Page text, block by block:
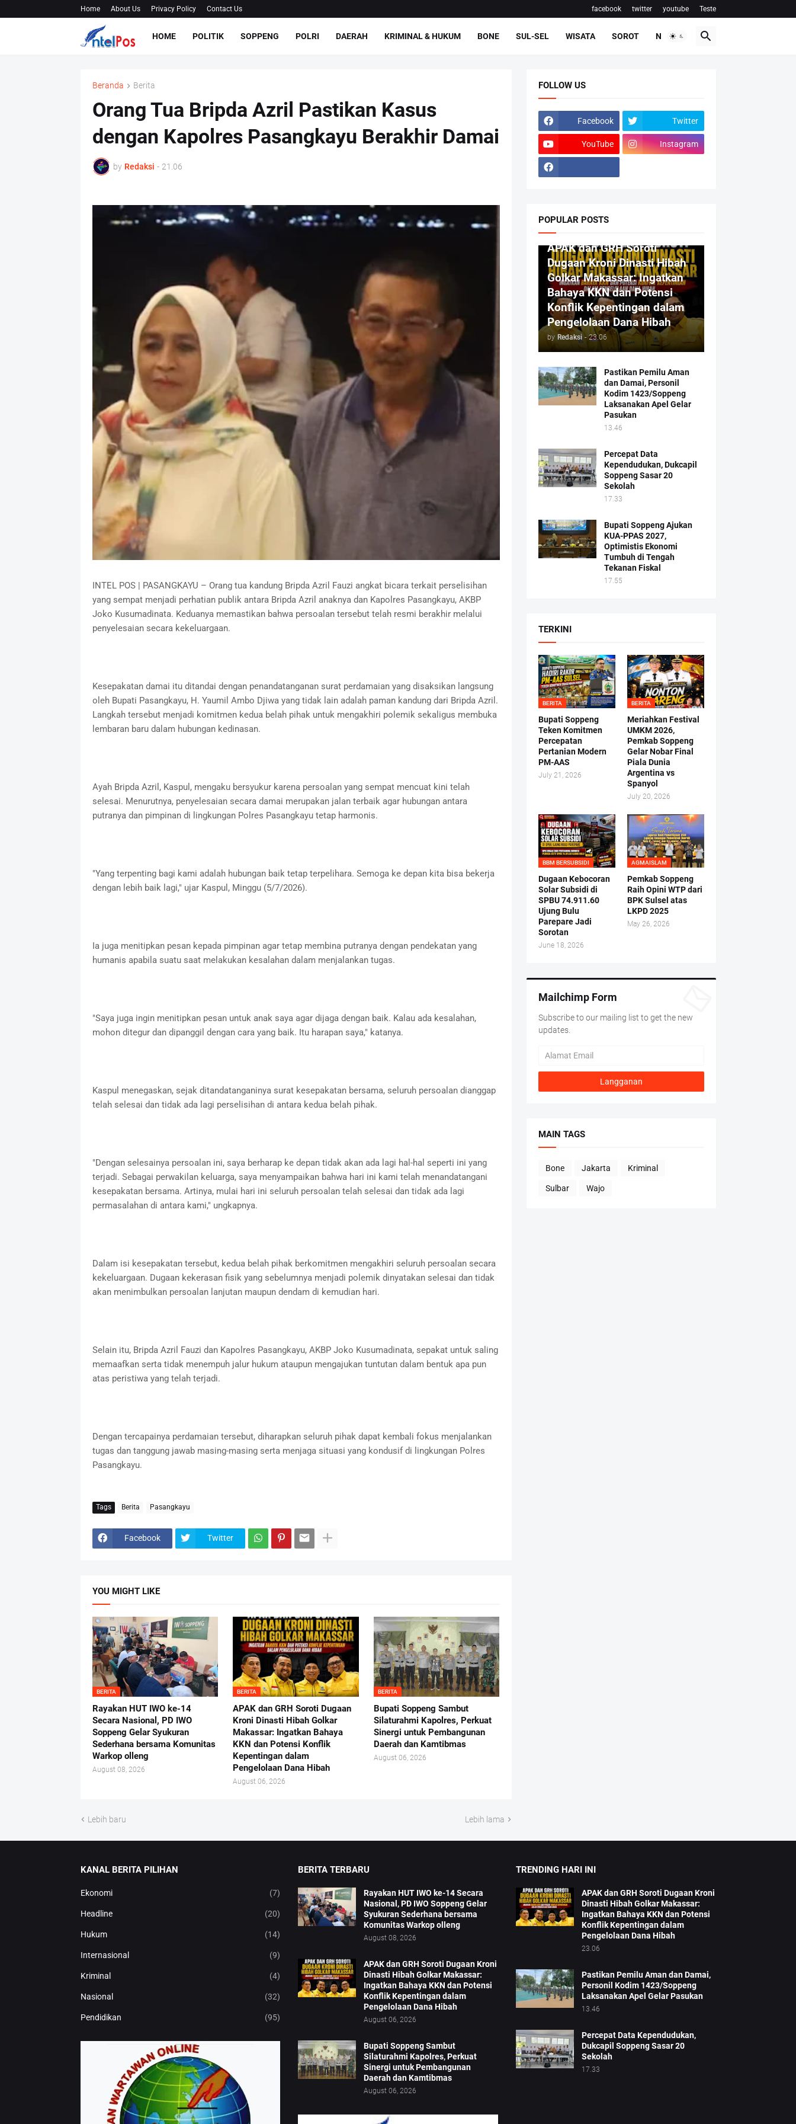
Home About Us Privacy Policy Contact Us facebook twitter youtube Teste
HOME POLITIK SOPPENG POLRI DAERAH KRIMINAL & HUKUM BONE SUL-SEL WISATA SOROT NASIONAL
Beranda Berita
Orang Tua Bripda Azril Pastikan Kasus
dengan Kapolres Pasangkayu Berakhir Damai
by Redaksi - 21.06
INTEL POS | PASANGKAYU – Orang tua kandung Bripda Azril Fauzi angkat bicara terkait perselisihan
yang sempat menjadi perhatian publik antara Bripda Azril anaknya dan Kapolres Pasangkayu, AKBP
Joko Kusumadinata. Keduanya memastikan bahwa persoalan tersebut telah resmi berakhir melalui
penyelesaian secara kekeluargaan.
Kesepakatan damai itu ditandai dengan penandatanganan surat perdamaian yang disaksikan langsung
oleh Bupati Pasangkayu, H. Yaumil Ambo Djiwa yang tidak lain adalah paman kandung dari Bripda Azril.
Langkah tersebut menjadi komitmen kedua belah pihak untuk mengakhiri polemik sekaligus membuka
lembaran baru dalam hubungan kedinasan.
Ayah Bripda Azril, Kaspul, mengaku bersyukur karena persoalan yang sempat mencuat kini telah
selesai. Menurutnya, penyelesaian secara damai merupakan jalan terbaik agar hubungan antara
putranya dan pimpinan di lingkungan Polres Pasangkayu tetap harmonis.
"Yang terpenting bagi kami adalah hubungan baik tetap terpelihara. Semoga ke depan kita bisa bekerja
dengan lebih baik lagi," ujar Kaspul, Minggu (5/7/2026).
Ia juga menitipkan pesan kepada pimpinan agar tetap membina putranya dengan pendekatan yang
humanis apabila suatu saat melakukan kesalahan dalam menjalankan tugas.
"Saya juga ingin menitipkan pesan untuk anak saya agar dijaga dengan baik. Kalau ada kesalahan,
mohon ditegur dan dipanggil dengan cara yang baik. Itu harapan saya," katanya.
Kaspul menegaskan, sejak ditandatanganinya surat kesepakatan bersama, seluruh persoalan dianggap
telah selesai dan tidak ada lagi perselisihan di antara kedua belah pihak.
"Dengan selesainya persoalan ini, saya berharap ke depan tidak akan ada lagi hal-hal seperti ini yang
terjadi. Sebagai perwakilan keluarga, saya menyampaikan bahwa hari ini kami telah menandatangani
kesepakatan bersama. Artinya, mulai hari ini seluruh persoalan telah selesai dan tidak ada lagi
permasalahan di antara kami," ungkapnya.
Dalam isi kesepakatan tersebut, kedua belah pihak berkomitmen mengakhiri seluruh persoalan secara
kekeluargaan. Dugaan kekerasan fisik yang sebelumnya menjadi polemik dinyatakan selesai dan tidak
akan menimbulkan persoalan lanjutan maupun dendam di kemudian hari.
Selain itu, Bripda Azril Fauzi dan Kapolres Pasangkayu, AKBP Joko Kusumadinata, sepakat untuk saling
memaafkan serta tidak menempuh jalur hukum ataupun mengajukan tuntutan dalam bentuk apa pun
atas peristiwa yang telah terjadi.
Dengan tercapainya perdamaian tersebut, diharapkan seluruh pihak dapat kembali fokus menjalankan
tugas dan tanggung jawab masing-masing serta menjaga situasi yang kondusif di lingkungan Polres
Pasangkayu.
Tags Berita Pasangkayu
Facebook Twitter
YOU MIGHT LIKE
BERITA
Rayakan HUT IWO ke-14
Secara Nasional, PD IWO
Soppeng Gelar Syukuran
Sederhana bersama Komunitas
Warkop olleng
August 08, 2026
BERITA
APAK dan GRH Soroti Dugaan
Kroni Dinasti Hibah Golkar
Makassar: Ingatkan Bahaya
KKN dan Potensi Konflik
Kepentingan dalam
Pengelolaan Dana Hibah
August 06, 2026
BERITA
Bupati Soppeng Sambut
Silaturahmi Kapolres, Perkuat
Sinergi untuk Pembangunan
Daerah dan Kamtibmas
August 06, 2026
Lebih baru Lebih lama
FOLLOW US
Facebook Twitter
YouTube Instagram
POPULAR POSTS
APAK dan GRH Soroti
Dugaan Kroni Dinasti Hibah
Golkar Makassar: Ingatkan
Bahaya KKN dan Potensi
Konflik Kepentingan dalam
Pengelolaan Dana Hibah
by Redaksi - 23.06
Pastikan Pemilu Aman
dan Damai, Personil
Kodim 1423/Soppeng
Laksanakan Apel Gelar
Pasukan
13.46
Percepat Data
Kependudukan, Dukcapil
Soppeng Sasar 20
Sekolah
17.33
Bupati Soppeng Ajukan
KUA-PPAS 2027,
Optimistis Ekonomi
Tumbuh di Tengah
Tekanan Fiskal
17.55
TERKINI
BERITA
Bupati Soppeng
Teken Komitmen
Percepatan
Pertanian Modern
PM-AAS
July 21, 2026
BERITA
Meriahkan Festival
UMKM 2026,
Pemkab Soppeng
Gelar Nobar Final
Piala Dunia
Argentina vs
Spanyol
July 20, 2026
BBM BERSUBSIDI
Dugaan Kebocoran
Solar Subsidi di
SPBU 74.911.60
Ujung Bulu
Parepare Jadi
Sorotan
June 18, 2026
AGMAISLAM
Pemkab Soppeng
Raih Opini WTP dari
BPK Sulsel atas
LKPD 2025
May 26, 2026
Mailchimp Form
Subscribe to our mailing list to get the new
updates.
MAIN TAGS
Bone Jakarta Kriminal
Sulbar Wajo
KANAL BERITA PILIHAN
Ekonomi (7)
Headline (20)
Hukum (14)
Internasional (9)
Kriminal (4)
Nasional (32)
Pendidikan (95)
BERITA TERBARU
Rayakan HUT IWO ke-14 Secara
Nasional, PD IWO Soppeng Gelar
Syukuran Sederhana bersama
Komunitas Warkop olleng
August 08, 2026
APAK dan GRH Soroti Dugaan Kroni
Dinasti Hibah Golkar Makassar:
Ingatkan Bahaya KKN dan Potensi
Konflik Kepentingan dalam
Pengelolaan Dana Hibah
August 06, 2026
Bupati Soppeng Sambut
Silaturahmi Kapolres, Perkuat
Sinergi untuk Pembangunan
Daerah dan Kamtibmas
August 06, 2026
TRENDING HARI INI
APAK dan GRH Soroti Dugaan Kroni
Dinasti Hibah Golkar Makassar:
Ingatkan Bahaya KKN dan Potensi
Konflik Kepentingan dalam
Pengelolaan Dana Hibah
23.06
Pastikan Pemilu Aman dan Damai,
Personil Kodim 1423/Soppeng
Laksanakan Apel Gelar Pasukan
13.46
Percepat Data Kependudukan,
Dukcapil Soppeng Sasar 20
Sekolah
17.33